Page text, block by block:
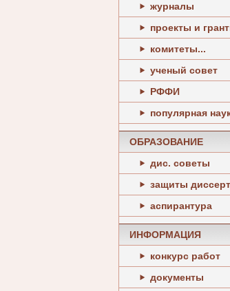
журналы
проекты и
комитеты...
ученый совет
РФФИ
популярная
ОБРАЗОВАНИЕ
дис. советы
защиты
аспирантура
ИНФОРМАЦИЯ
конкурс работ
документы